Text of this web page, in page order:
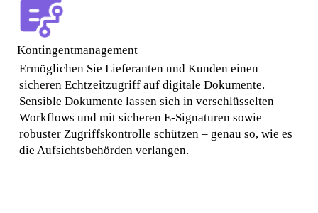
Kontingentmanagement
Ermöglichen Sie Lieferanten und Kunden einen
sicheren Echtzeitzugriff auf digitale Dokumente.
Sensible Dokumente lassen sich in verschlüsselten
Workflows und mit sicheren E-Signaturen sowie
robuster Zugriffskontrolle schützen – genau so, wie es
die Aufsichtsbehörden verlangen.